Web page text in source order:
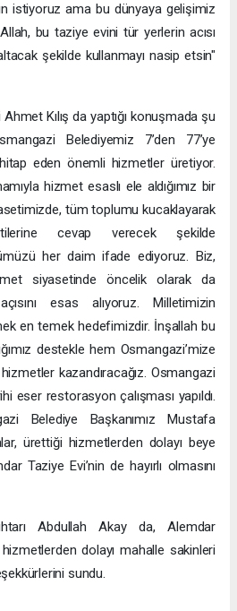
istiyoruz ama bu dünyaya gelişimiz
bu taziye evini tür yerlerin acısı
şekilde kullanmayı nasip etsin"
Kılış da yaptığı konuşmada şu
Belediyemiz 7’den 77’ye
eden önemli hizmetler üretiyor.
hizmet esaslı ele aldığımız bir
tüm toplumu kucaklayarak
cevap verecek şekilde
her daim ifade ediyoruz. Biz,
siyasetinde öncelik olarak da
esas alıyoruz. Milletimizin
en temek hedefimizdir. İnşallah bu
destekle hem Osmangazi’mize
kazandıracağız. Osmangazi
eser restorasyon çalışması yapıldı.
Belediye Başkanımız Mustafa
ürettiği hizmetlerden dolayı beye
Taziye Evi’nin de hayırlı olmasını
Abdullah Akay da, Alemdar
hizmetlerden dolayı mahalle sakinleri
sundu.